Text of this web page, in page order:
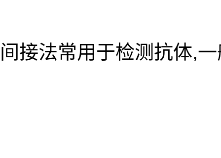
间接法常用于检测抗体,